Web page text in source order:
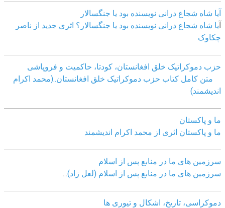
آیا شاه شجاع درانی نویسنده بود یا جنگسالار
آیا شاه شجاع درانی نویسنده بود یا جنگسالار؟ اثری جدید از ناصر
چکاوک
حزب دموکراتیک خلق افغانستان، کودتا، حاکمیت و فروپاشی
متن کامل کتاب حزب دموکراتیک خلق افغانستان..(محمد اکرام
اندیشمند)
ما و پاکستان
ما و پاکستان اثری از محمد اکرام اندیشمند
سرزمین های ما در منابع پس از اسلام
سرزمین های ما در منابع پس از اسلام (لعل زاد)
دموکراسی، تاريخ، اشکال و تيوری ها